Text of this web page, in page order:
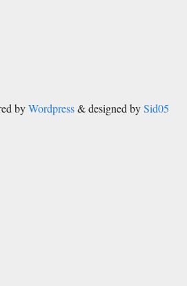
byWordpress& designed bySid05